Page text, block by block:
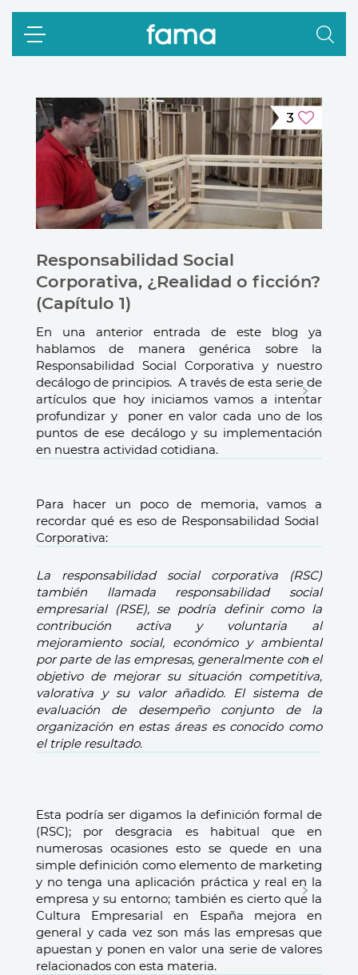
3
Responsabilidad Social
Corporativa, ¿Realidad o ficción?
(Capítulo 1)
En una anterior entrada de este blog ya
hablamos de manera genérica sobre la
Responsabilidad Social Corporativa y nuestro
decálogo de principios. A través de esta serie de
artículos que hoy iniciamos vamos a intentar
profundizar y poner en valor cada uno de los
puntos de ese decálogo y su implementación
en nuestra actividad cotidiana.
Para hacer un poco de memoria, vamos a
recordar qué es eso de Responsabilidad Social
Corporativa:
La responsabilidad social corporativa (RSC)
también llamada responsabilidad social
empresarial (RSE), se podría definir como la
contribución activa y voluntaria al
mejoramiento social, económico y ambiental
por parte de las empresas, generalmente con el
objetivo de mejorar su situación competitiva,
valorativa y su valor añadido. El sistema de
evaluación de desempeño conjunto de la
organización en estas áreas es conocido como
el triple resultado.
Esta podría ser digamos la definición formal de
(RSC); por desgracia es habitual que en
numerosas ocasiones esto se quede en una
simple definición como elemento de marketing
y no tenga una aplicación práctica y real en la
empresa y su entorno; también es cierto que la
Cultura Empresarial en España mejora en
general y cada vez son más las empresas que
apuestan y ponen en valor una serie de valores
relacionados con esta materia.